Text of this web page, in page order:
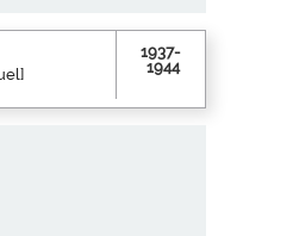
1937-
1944